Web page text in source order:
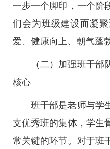
一步一个脚印，一个阶
们会为班级建设而凝
爱、健康向上、朝气蓬
（二）加强班干
核心
班干部是老师与学
支优秀班的集体，学生
常关键的环节。对于班